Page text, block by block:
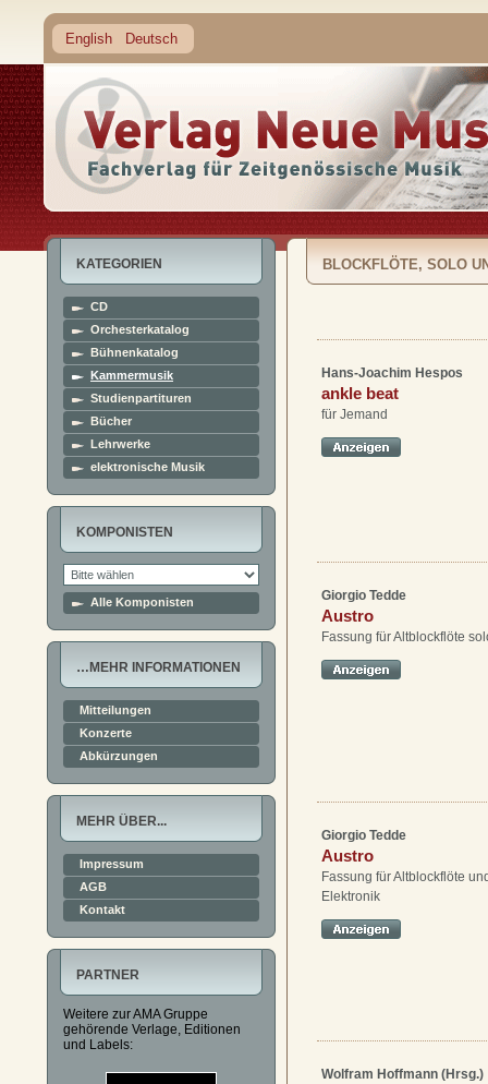
English Deutsch
KATEGORIEN
CD
Orchesterkatalog
Bühnenkatalog
Kammermusik
Studienpartituren
Bücher
Lehrwerke
elektronische Musik
KOMPONISTEN
Alle Komponisten
…MEHR INFORMATIONEN
Mitteilungen
Konzerte
Abkürzungen
MEHR ÜBER...
Impressum
AGB
Kontakt
PARTNER
Weitere zur AMA Gruppe
gehörende Verlage, Editionen
und Labels:
BLOCKFLÖTE, SOLO
Hans-Joachim Hespos
ankle beat
für Jemand
Giorgio Tedde
Austro
Fassung für Altblockflöte
Giorgio Tedde
Austro
Fassung für Altblockflöte
Elektronik
Wolfram Hoffmann (Hrsg.)